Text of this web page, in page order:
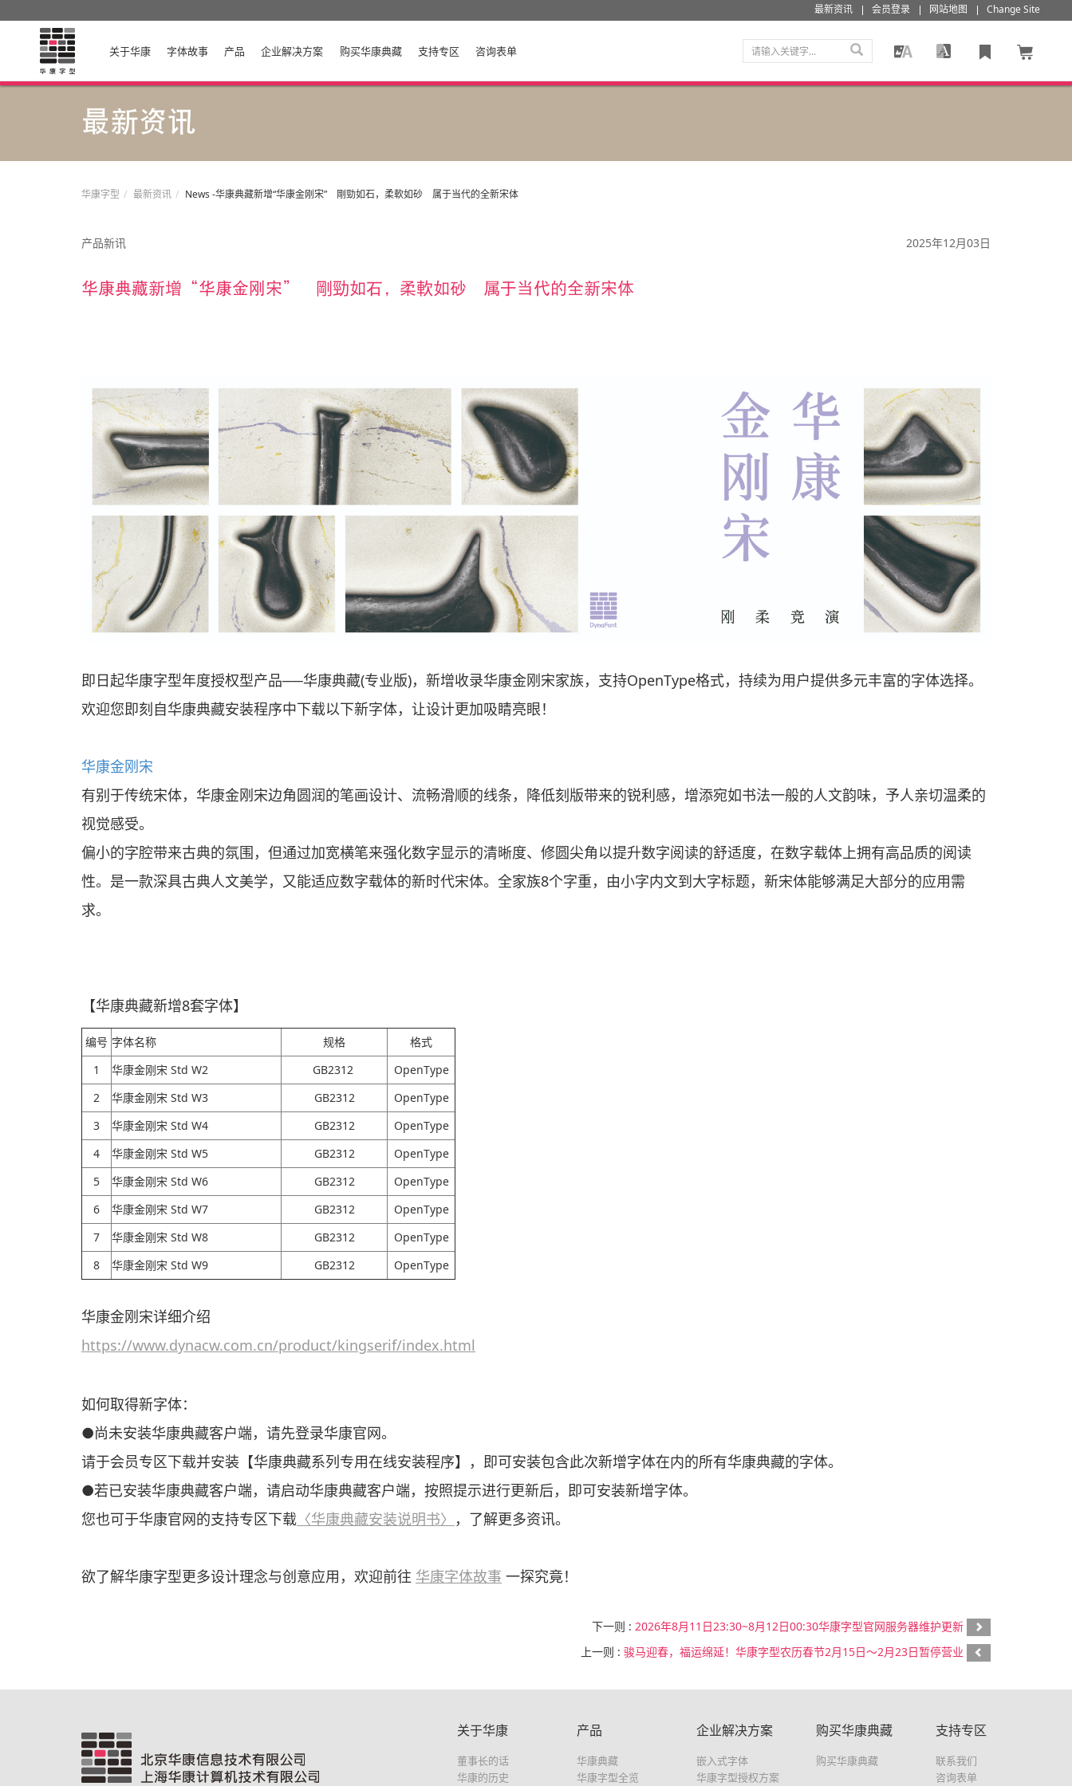
最新资讯 会员登录 网站地图 Change Site
关于华康 字体故事 产品 企业解决方案 购买华康典藏 支持专区 咨询表单
最新资讯
华康字型 最新资讯 News -华康典藏新增“华康金刚宋” 剛勁如石，柔軟如砂 属于当代的全新宋体
产品新讯 2025年12月03日
华康典藏新增“华康金刚宋” 剛勁如石，柔軟如砂 属于当代的全新宋体
即日起华康字型年度授权型产品──华康典藏(专业版)，新增收录华康金刚宋家族，支持OpenType格式，持续为用户提供多元丰富的字体选择。
欢迎您即刻自华康典藏安装程序中下载以下新字体，让设计更加吸睛亮眼！
华康金刚宋
有别于传统宋体，华康金刚宋边角圆润的笔画设计、流畅滑顺的线条，降低刻版带来的锐利感，增添宛如书法一般的人文韵味，予人亲切温柔的
视觉感受。
偏小的字腔带来古典的氛围，但通过加宽横笔来强化数字显示的清晰度、修圆尖角以提升数字阅读的舒适度，在数字载体上拥有高品质的阅读
性。是一款深具古典人文美学，又能适应数字载体的新时代宋体。全家族8个字重，由小字内文到大字标题，新宋体能够满足大部分的应用需
求。
【华康典藏新增8套字体】
编号 字体名称 规格
格式
1
华康金刚宋 Std W2 GB2312
OpenType
2
华康金刚宋 Std W3 GB2312
OpenType
3
华康金刚宋 Std W4 GB2312
OpenType
4
华康金刚宋 Std W5 GB2312
OpenType
5
华康金刚宋 Std W6 GB2312
OpenType
6
华康金刚宋 Std W7 GB2312
OpenType
7
华康金刚宋 Std W8 GB2312
OpenType
8
华康金刚宋 Std W9 GB2312 OpenType
华康金刚宋详细介绍
https://www.dynacw.com.cn/product/kingserif/index.html
如何取得新字体：
●尚未安装华康典藏客户端，请先登录华康官网。
请于会员专区下载并安装【华康典藏系列专用在线安装程序】，即可安装包含此次新增字体在内的所有华康典藏的字体。
●若已安装华康典藏客户端，请启动华康典藏客户端，按照提示进行更新后，即可安装新增字体。
您也可于华康官网的支持专区下载 〈华康典藏安装说明书〉 ，了解更多资讯。
欲了解华康字型更多设计理念与创意应用，欢迎前往 华康字体故事 一探究竟！
下一则 : 2026年8月11日23:30~8月12日00:30华康字型官网服务器维护更新
上一则 : 骏马迎春，福运绵延！华康字型农历春节2月15日～2月23日暂停营业
关于华康
董事长的话
华康的历史
产品
华康典藏
华康字型全览
企业解决方案
嵌入式字体
华康字型授权方案
购买华康典藏
购买华康典藏
支持专区
联系我们
咨询表单